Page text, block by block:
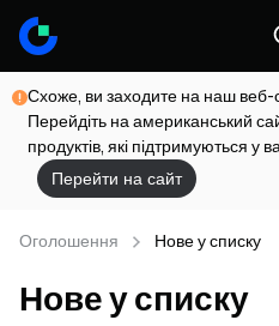
Схоже, ви заходите на наш веб-
Перейдіть на американський
продуктів, які підтримуються у
Перейти на сайт
Оголошення Нове у списку
Нове у списку